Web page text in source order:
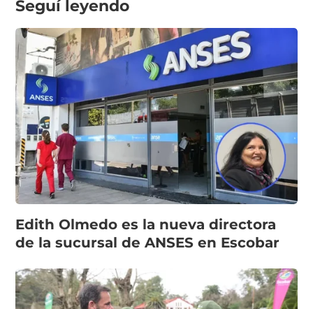
Seguí leyendo
Edith Olmedo es la nueva directora
de la sucursal de ANSES en Escobar